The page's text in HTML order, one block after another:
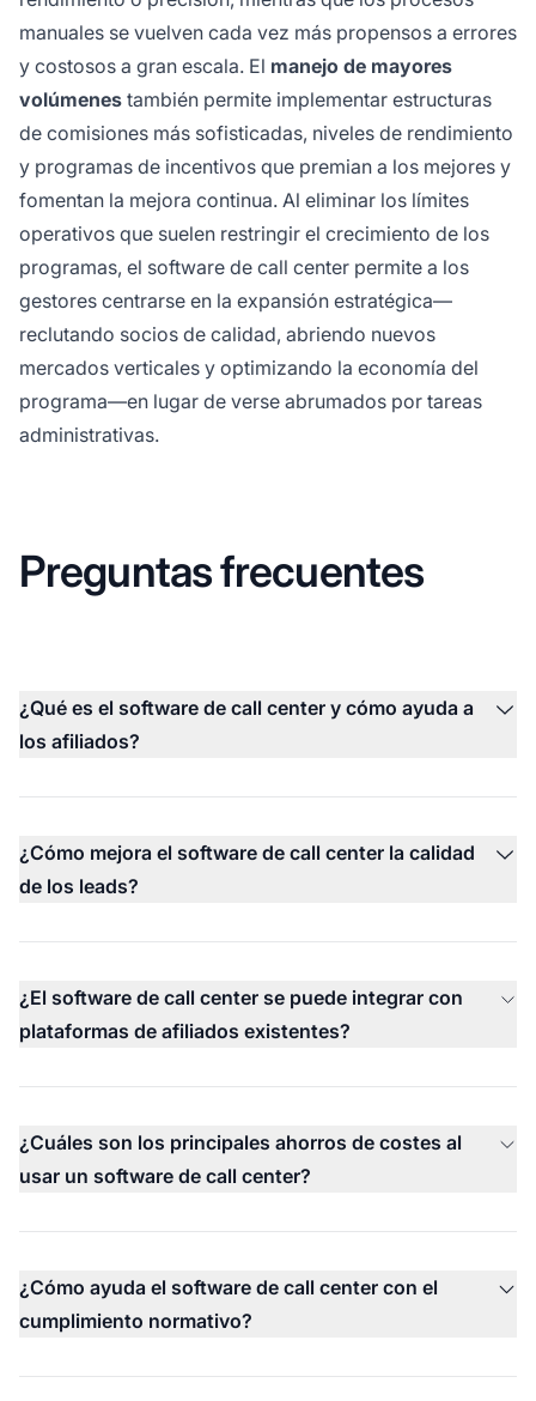
manuales se vuelven cada vez más propensos a errores
y costosos a gran escala. El manejo de mayores
volúmenes también permite implementar estructuras
de comisiones más sofisticadas, niveles de rendimiento
y programas de incentivos que premian a los mejores y
fomentan la mejora continua. Al eliminar los límites
operativos que suelen restringir el crecimiento de los
programas, el software de call center permite a los
gestores centrarse en la expansión estratégica—
reclutando socios de calidad, abriendo nuevos
mercados verticales y optimizando la economía del
programa—en lugar de verse abrumados por tareas
administrativas.
Preguntas frecuentes
¿Qué es el software de call center y cómo ayuda a
los afiliados?
¿Cómo mejora el software de call center la calidad
de los leads?
¿El software de call center se puede integrar con
plataformas de afiliados existentes?
¿Cuáles son los principales ahorros de costes al
usar un software de call center?
¿Cómo ayuda el software de call center con el
cumplimiento normativo?